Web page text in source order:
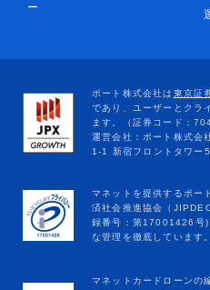
ー
マネットカードローンの